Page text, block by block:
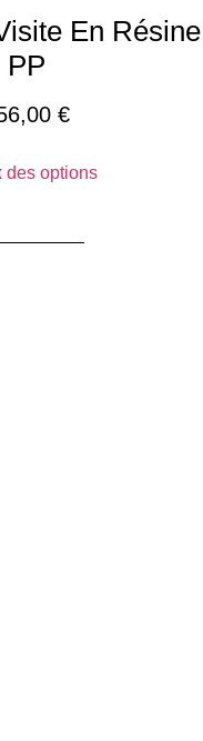
En Résine
PP
€
des options